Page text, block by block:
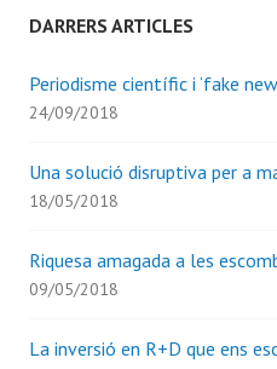
DARRERS ARTICLES
Periodisme científic i ‘fake
24/09/2018
Una solució disruptiva per a
18/05/2018
Riquesa amagada a les
09/05/2018
La inversió en R+D que ens